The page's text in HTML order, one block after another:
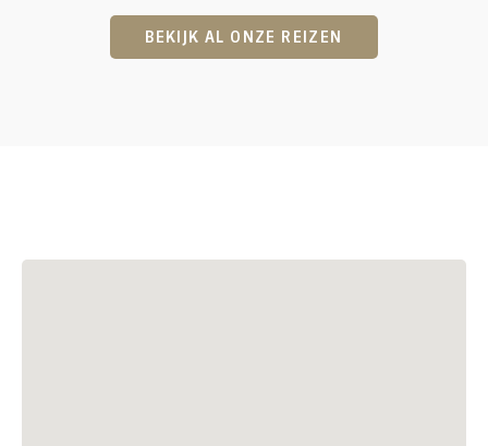
BEKIJK AL ONZE REIZEN